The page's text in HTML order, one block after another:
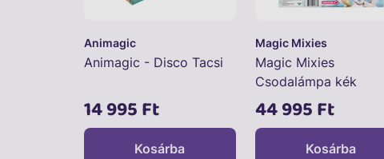
Animagic
Animagic - Disco Tacsi
14 995 Ft
Kosárba
Magic Mixies
Magic Mixies
Csodalámpa kék
44 995 Ft
Kosárba